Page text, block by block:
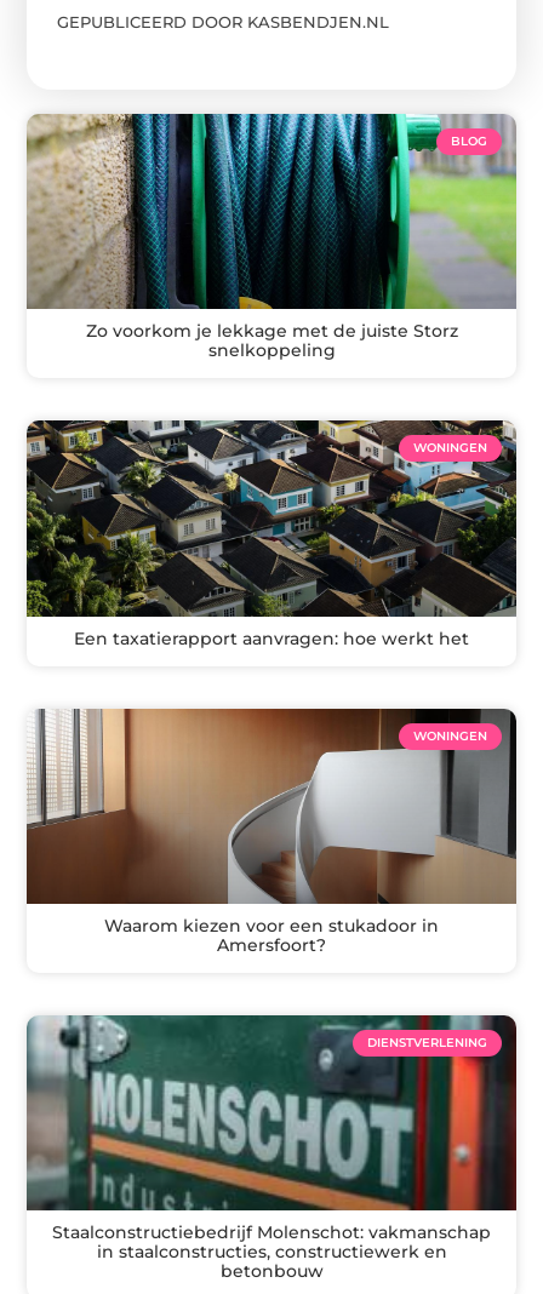
GEPUBLICEERD DOOR KASBENDJEN.NL
BLOG
Zo voorkom je lekkage met de juiste Storz
snelkoppeling
WONINGEN
Een taxatierapport aanvragen: hoe werkt het
WONINGEN
Waarom kiezen voor een stukadoor in
Amersfoort?
DIENSTVERLENING
Staalconstructiebedrijf Molenschot: vakmanschap
in staalconstructies, constructiewerk en
betonbouw